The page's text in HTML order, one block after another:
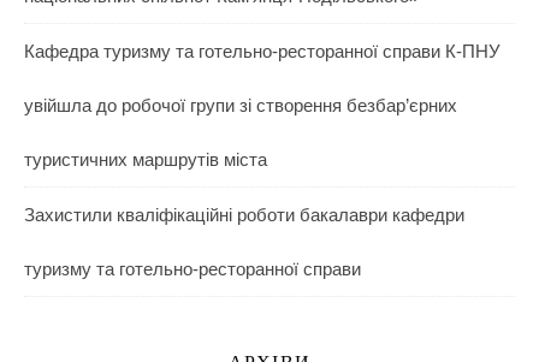
Кафедра туризму та готельно-ресторанної справи К-ПНУ
увійшла до робочої групи зі створення безбар’єрних
туристичних маршрутів міста
Захистили кваліфікаційні роботи бакалаври кафедри
туризму та готельно-ресторанної справи